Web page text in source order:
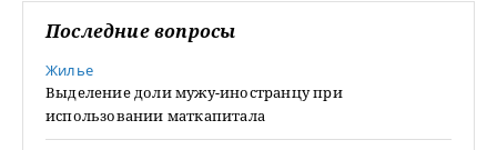
Последние вопросы
Жилье
Выделение доли мужу-иностранцу при
использовании маткапитала